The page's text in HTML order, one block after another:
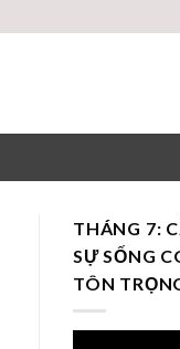
THÁNG 7:
SỰ SỐNG
TÔN